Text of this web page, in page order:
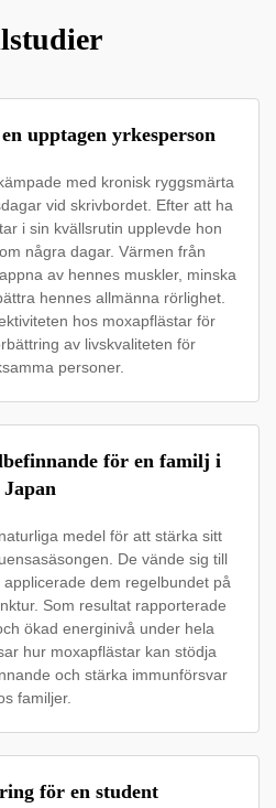
upptagen yrkesperson
med kronisk ryggsmärta
vid skrivbordet. Efter att ha
i sin kvällsrutin upplevde hon
några dagar. Värmen från
av hennes muskler, minska
hennes allmänna rörlighet.
hos moxapflästar för
av livskvaliteten för
personer.
för en familj i
Japan
medel för att stärka sitt
De vände sig till
dem regelbundet på
Som resultat rapporterade
ökad energinivå under hela
hur moxapflästar kan stödja
och stärka immunförsvar
familjer.
för en student